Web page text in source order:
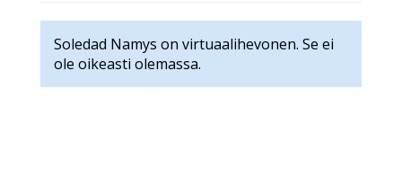
Soledad Namys on virtuaalihevonen. Se ei
ole oikeasti olemassa.